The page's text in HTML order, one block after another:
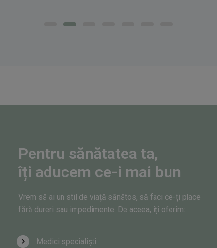
Pentru sănătatea ta,
îți aducem ce-i mai bun
Vrem să ai un stil de viață sănătos, să faci ce-ți place
fără dureri sau impedimente. De aceea, îți oferim:
Medici specialiști